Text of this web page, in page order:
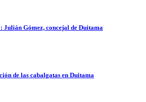
Julián Gómez, concejal de Duitama
de las cabalgatas en Duitama